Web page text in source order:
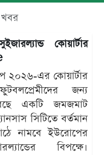
খবর
কোয়ার্টার
২০২৬-এর কোয়ার্টার
জন্য
একটি জমজমাট
সিটিতে বর্তমান
নামবে ইউরোপের
বিপক্ষে।